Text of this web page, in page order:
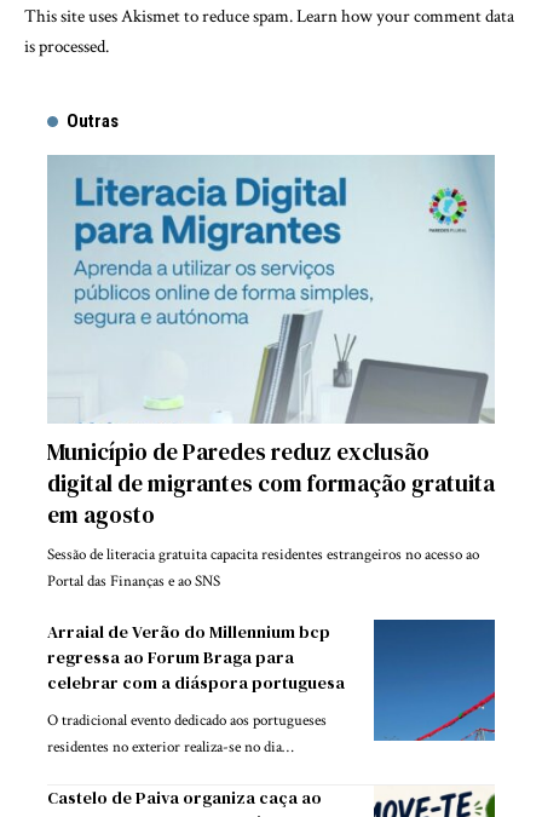
This site uses Akismet to reduce spam.Learn how your comment data
is processed.
Outras
Município de Paredes reduz exclusão
digital de migrantes com formação gratuita
em agosto
Sessão de literacia gratuita capacita residentes estrangeiros no acesso ao
Portal das Finanças e ao SNS
Arraial de Verão do Millennium bcp
regressa ao Forum Braga para
celebrar com a diáspora portuguesa
O tradicional evento dedicado aos portugueses
residentes no exterior realiza-se no dia…
Castelo de Paiva organiza caça ao